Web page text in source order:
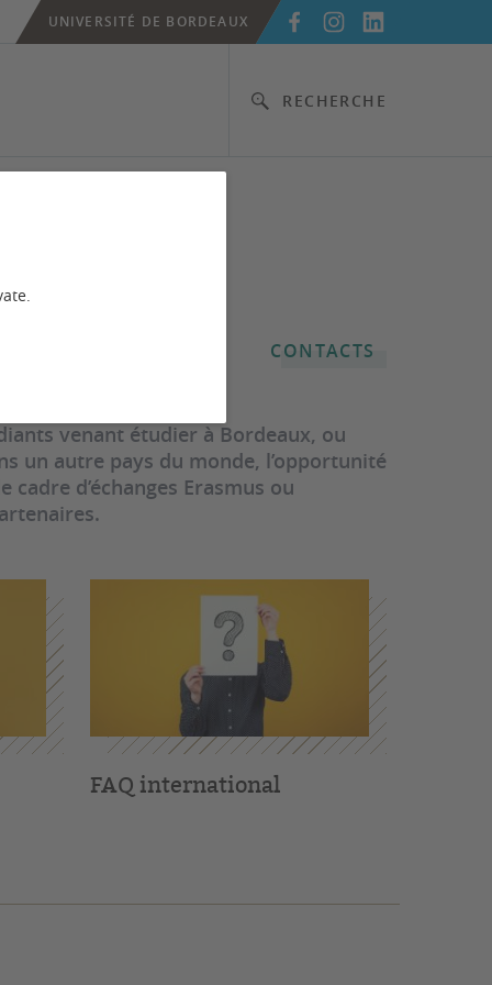
RECHERCHE
UNIVERSITÉ DE BORDEAUX
CONTACTS
venant étudier à Bordeaux, ou
un autre pays du monde, l’opportunité
cadre d’échanges Erasmus ou
FAQ international